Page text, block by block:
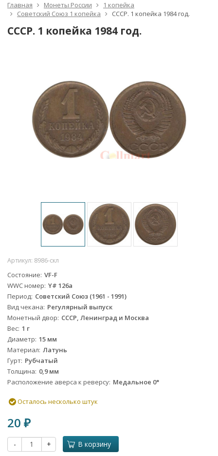
Главная Монеты России
1 копейка
Советский Союз 1 копейка
СССР. 1 копейка 1984 год.
СССР. 1 копейка 1984 год.
Артикул: 8986-скл
Состояние VF-F
WWC номер Y# 126a
Период Советский Союз (1961 - 1991)
Вид чекана Регулярный выпуск
Монетный двор СССР, Ленинград и Москва
Вес 1 г
Диаметр 15 мм
Материал Латунь
Гурт Рубчатый
Толщина 0,9 мм
Расположение аверса к реверсу Медальное 0°
Осталось несколько штук
20 ₽
- + В корзину